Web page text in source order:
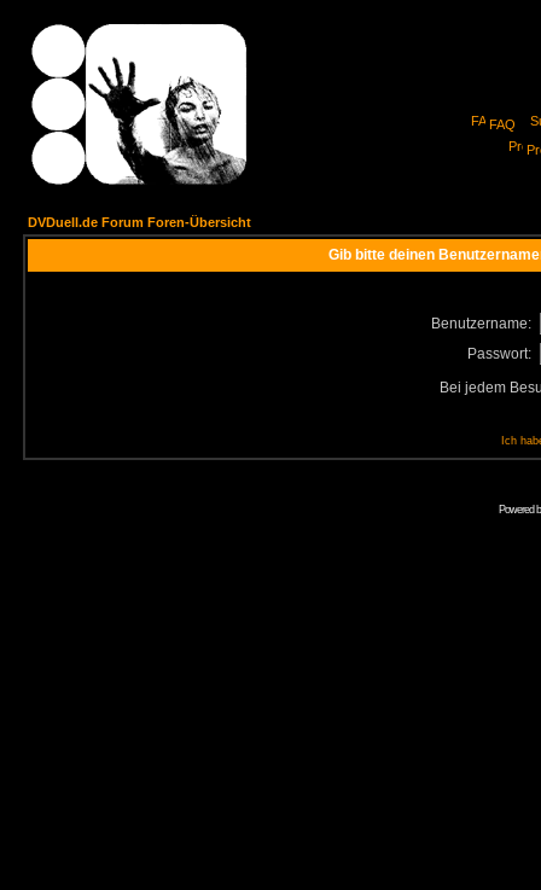
FAQ
DVDuell.de Forum Foren-Übersicht
Gib bitte deinen
Benutzername:
Passwort:
Bei jedem
Ich
Powered